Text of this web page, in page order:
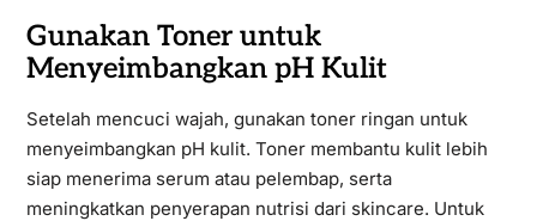
Gunakan Toner untuk
Menyeimbangkan pH Kulit
Setelah mencuci wajah, gunakan toner ringan untuk
menyeimbangkan pH kulit. Toner membantu kulit lebih
siap menerima serum atau pelembap, serta
meningkatkan penyerapan nutrisi dari skincare. Untuk